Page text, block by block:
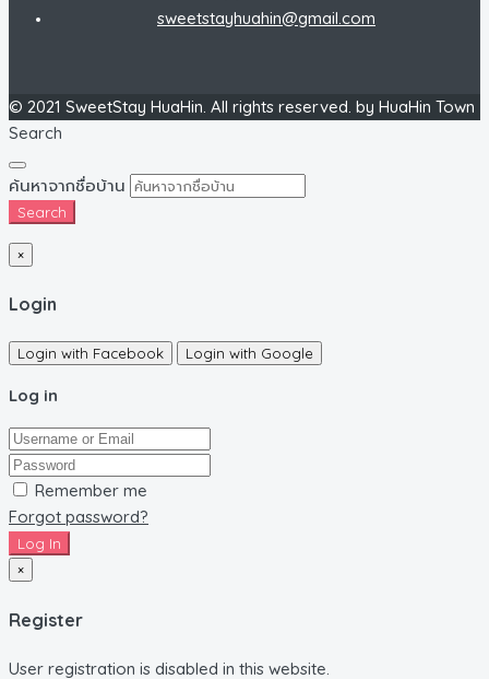
sweetstayhuahin@gmail.com
© 2021 SweetStay HuaHin. All rights reserved. by HuaHin Town
Search
ค้นหาจากชื่อบ้าน
Search
×
Login
Login with Facebook Login with Google
Log in
Remember me
Forgot password?
Log In
×
Register
User registration is disabled in this website.